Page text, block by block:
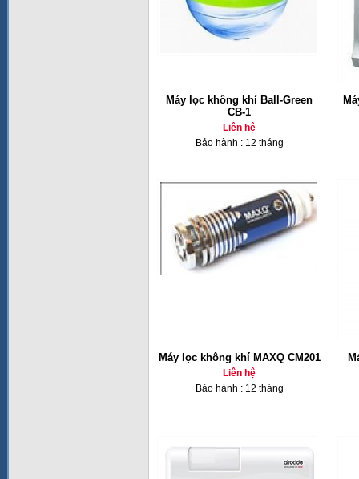
Máy lọc không khí Ball-Green
CB-1
Liên hệ
Bảo hành : 12 tháng
Máy lọc không khí MAXQ CM201
Liên hệ
Bảo hành : 12 tháng